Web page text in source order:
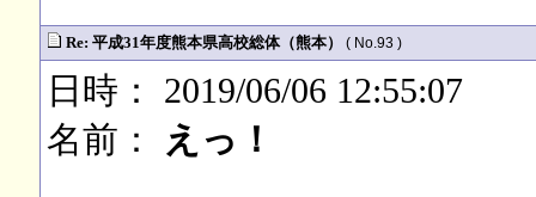
Re: 平成31年度熊本県高校総体（熊本） ( No.93 )
日時： 2019/06/06 12:55:07
名前：
えっ！